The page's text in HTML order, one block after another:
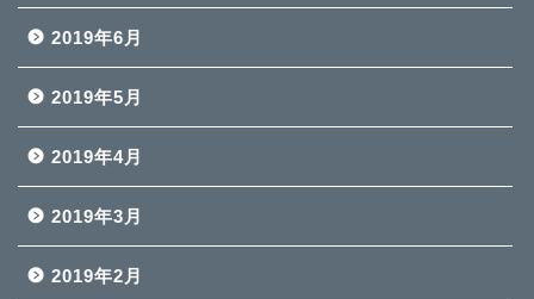
2019年6月
2019年5月
2019年4月
2019年3月
2019年2月